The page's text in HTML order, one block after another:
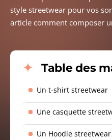
style streetwear pour vos
article comment composer
Table des
Un t-shirt streetwear
Une casquette
Un Hoodie streetwear